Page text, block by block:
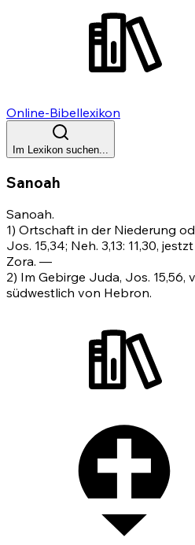
Online-Bibellexikon
Im Lexikon suchen...
Sanoah
Sanoah.
1) Ortschaft in der Niederung
Jos. 15,34; Neh. 3,13: 11,30,
Zora. —
2) Im Gebirge Juda, Jos. 15,56,
südwestlich von Hebron.